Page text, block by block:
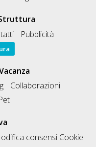
Pubblicità
Collaborazioni
consensi Cookie